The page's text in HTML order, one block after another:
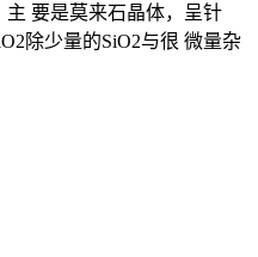
要是莫来石晶体，呈针
除少量的SiO2与很 微量杂